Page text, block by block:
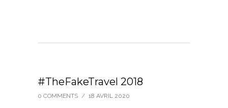
#TheFakeTravel 2018
0 COMMENTS / 18 AVRIL 2020